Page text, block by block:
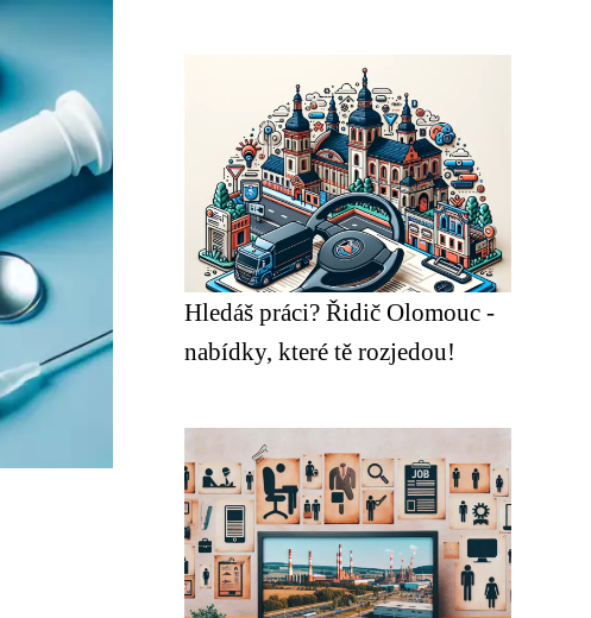
Hledáš práci? Řidič Olomouc -
nabídky, které tě rozjedou!